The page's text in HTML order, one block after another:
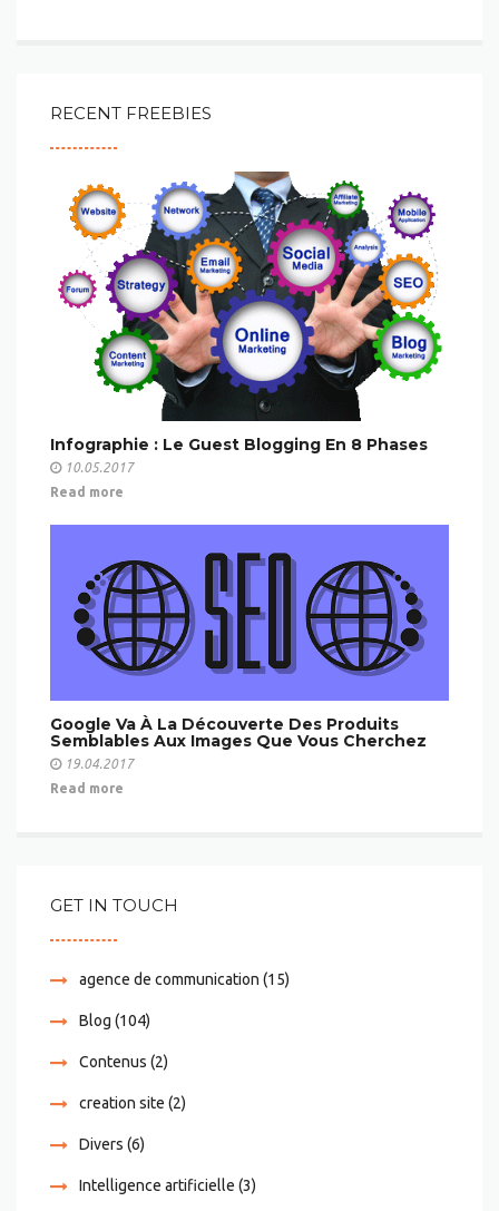
RECENT FREEBIES
Infographie : Le Guest Blogging En 8 Phases
10.05.2017
Read more
Google Va À La Découverte Des Produits
Semblables Aux Images Que Vous Cherchez
19.04.2017
Read more
GET IN TOUCH
agence de communication (15)
Blog (104)
Contenus (2)
creation site (2)
Divers (6)
Intelligence artificielle (3)